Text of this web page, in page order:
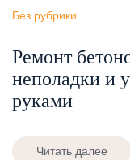
Без рубрики
Ремонт
неполадки и
руками
Читать далее